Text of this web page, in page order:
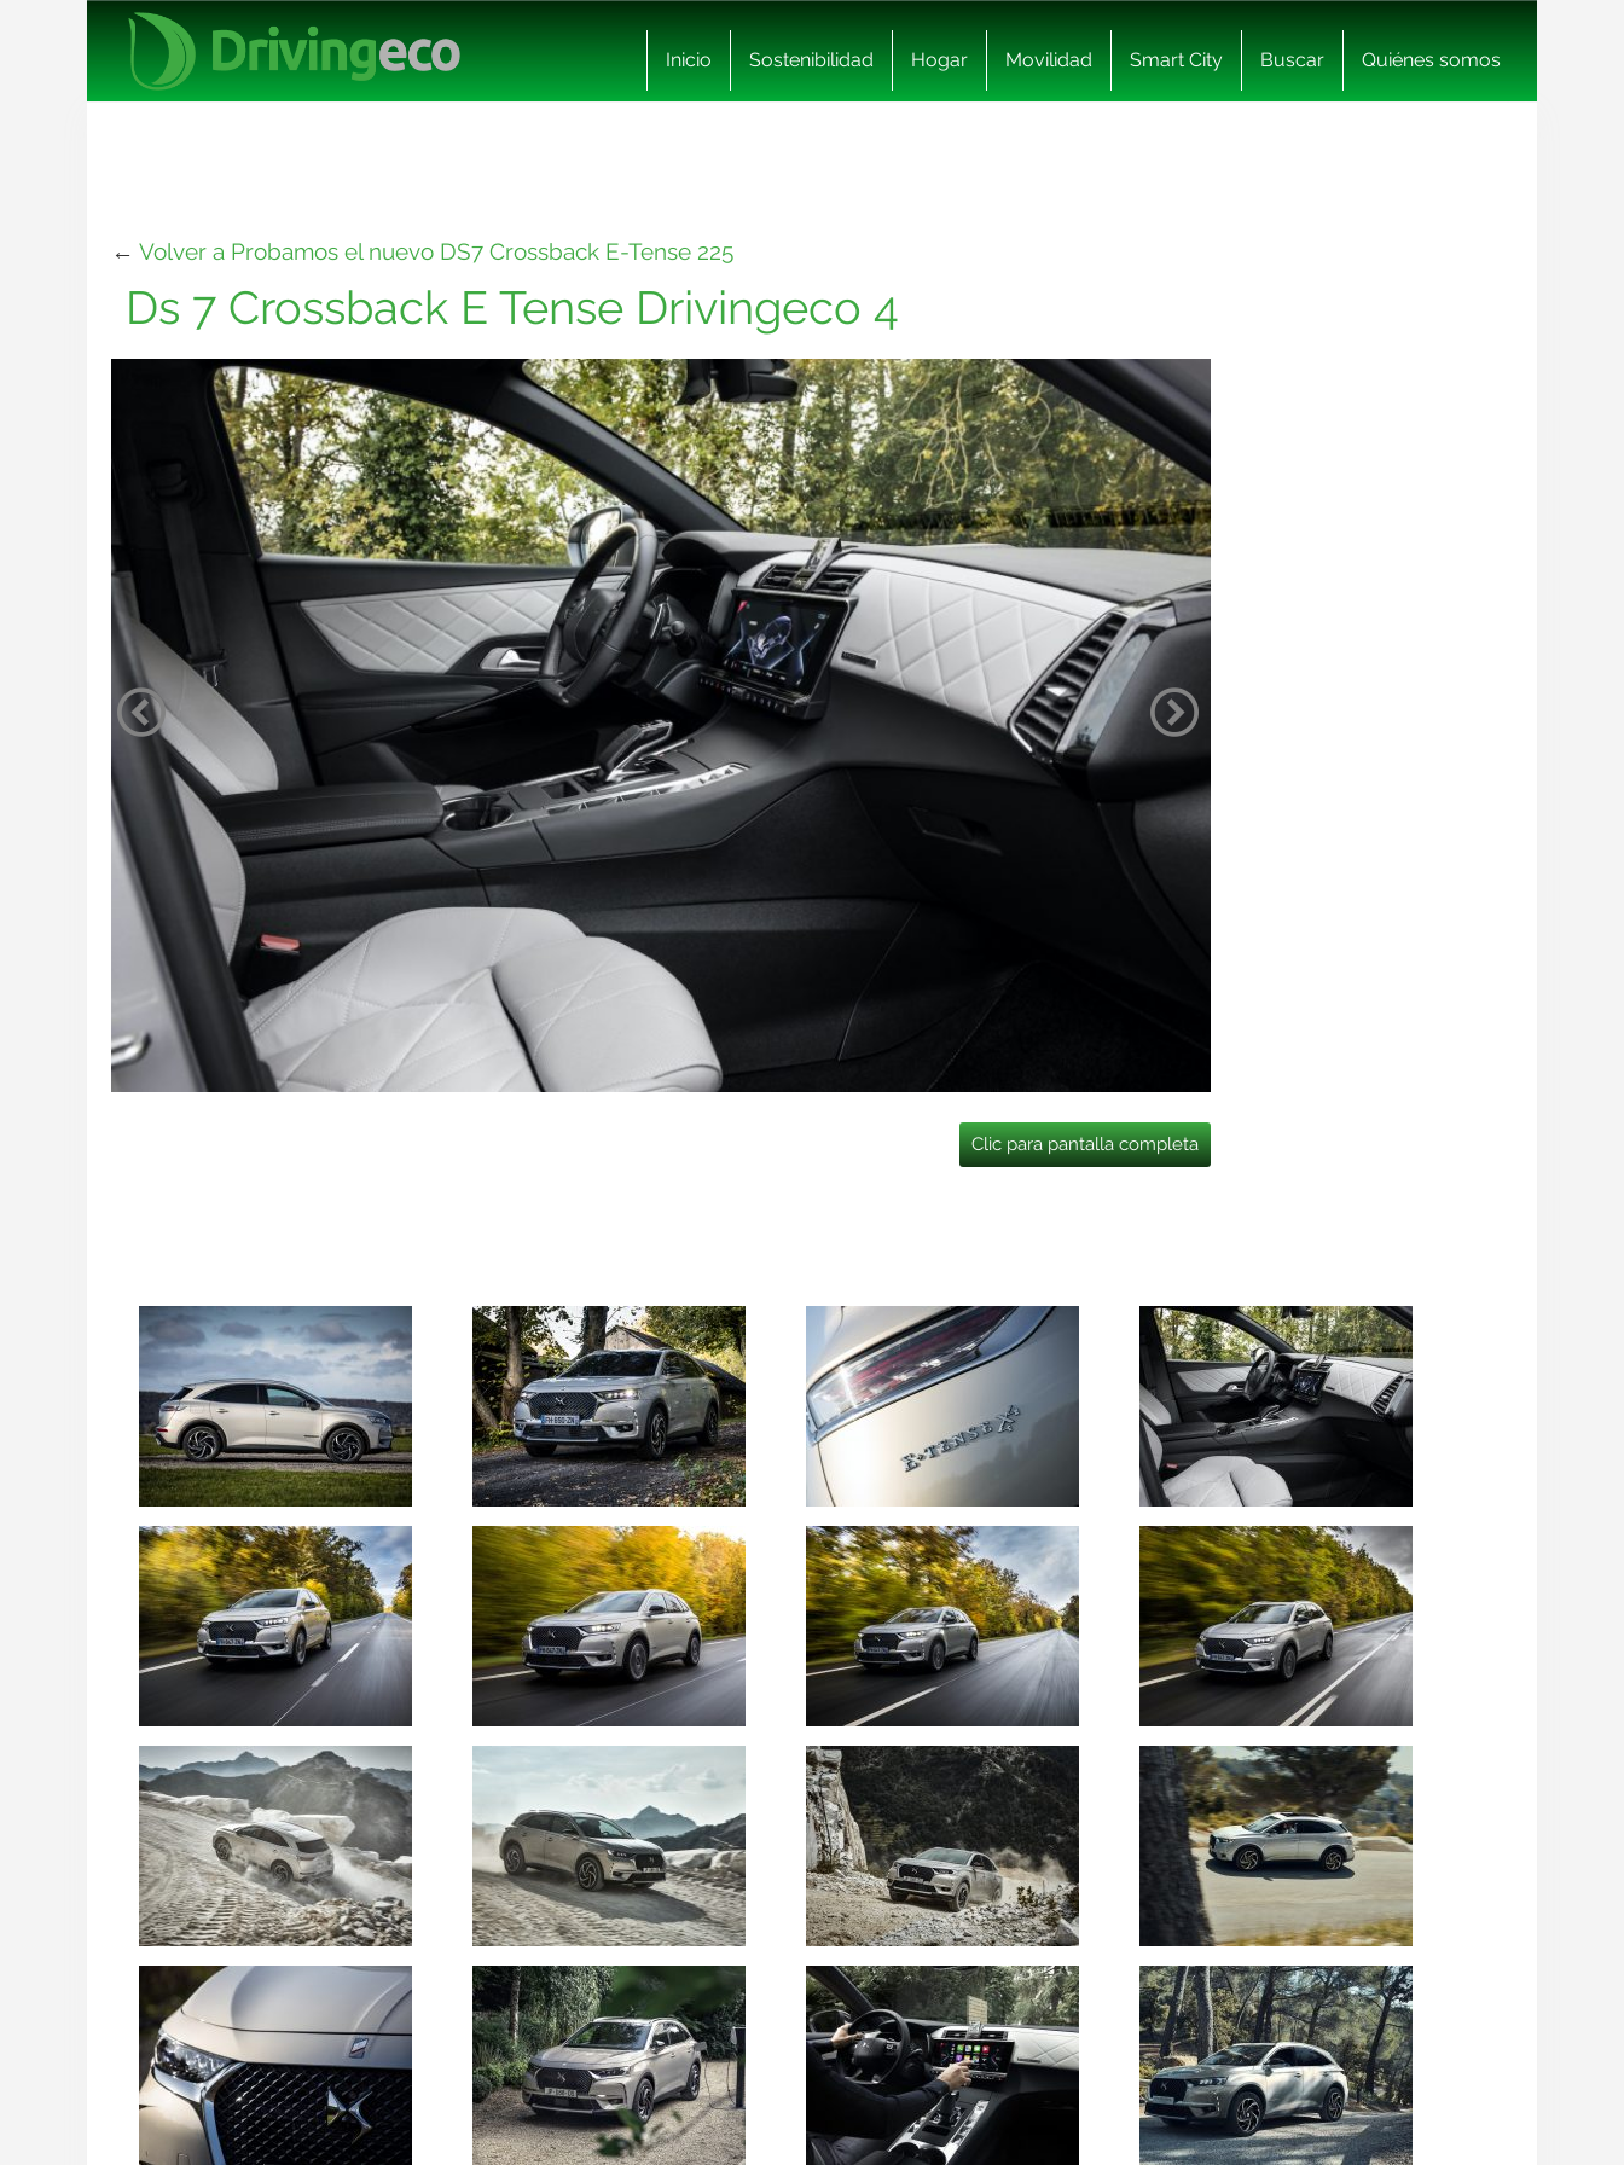
Inicio Sostenibilidad Hogar Movilidad Smart City Buscar Quiénes somos
← Volver a Probamos el nuevo DS7 Crossback E-Tense 225
Ds 7 Crossback E Tense Drivingeco 4
Clic para pantalla completa